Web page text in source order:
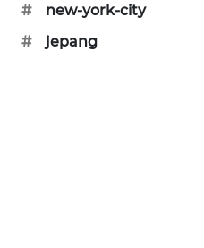
#
new-york-city
#
jepang
KONSUMEN
LISTRIK